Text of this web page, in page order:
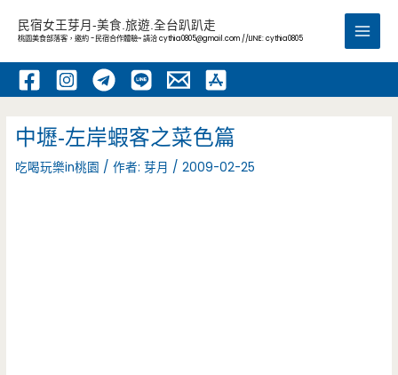
內
民宿女王芽月-美食.旅遊.全台趴趴走
桃園美食部落客，邀約 -民宿合作體驗~ 請洽cythia0805@gmail.com //LINE: cythia0805
Main
中壢-左岸蝦客之菜色篇
吃喝玩樂in桃園 / 作者:芽月 /2009-02-25